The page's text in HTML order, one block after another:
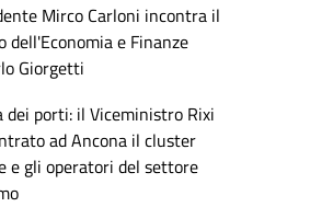
Mirco Carloni incontra il
dell'Economia e Finanze
Giorgetti
dei porti: il Viceministro Rixi
ad Ancona il cluster
e gli operatori del settore